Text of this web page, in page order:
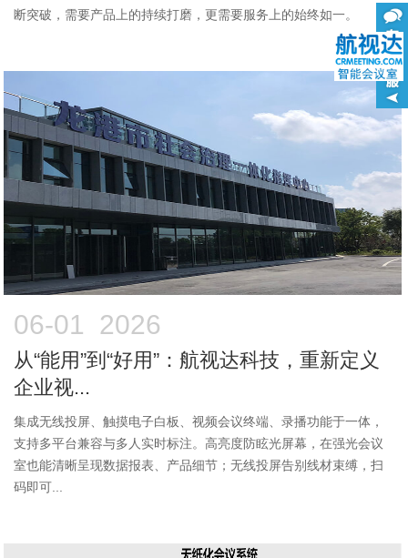
断突破，需要产品上的持续打磨，更需要服务上的始终如一。
06-01 2026
从“能用”到“好用”：航视达科技，重新定义
企业视...
集成无线投屏、触摸电子白板、视频会议终端、录播功能于一体，
支持多平台兼容与多人实时标注。高亮度防眩光屏幕，在强光会议
室也能清晰呈现数据报表、产品细节；无线投屏告别线材束缚，扫
码即可...